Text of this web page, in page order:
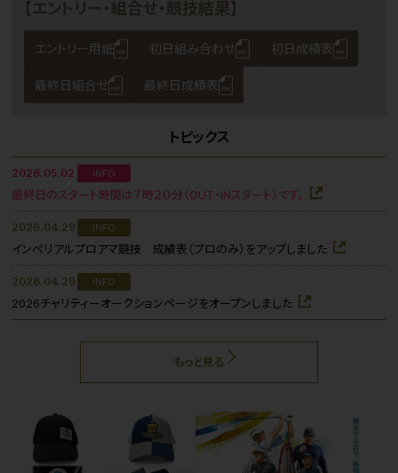
【エントリー・組合せ・競技結果】
エントリー用紙 初日組み合わせ 初日成績表
最終日組合せ 最終日成績表
トピックス
2026.05.02 INFO
最終日のスタート時間は７時２０分（OUT・INスタート）です。
2026.04.29 INFO
インペリアルプロアマ競技 成績表（プロのみ）をアップしました
2026.04.29 INFO
2026チャリティーオークションページをオープンしました
もっと見る